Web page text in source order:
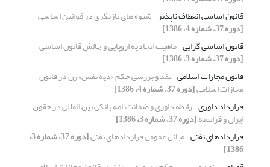
قانون اساسی انعطاف ناپذیر شیوه های بازنگری در قوانین اساسی
[دوره 37، شماره 4، 1386]
قانون اساسی گرایی ماهیت اتحادیه اروپایی و چالش قانون اساسی
[دوره 37، شماره 3، 1386]
قانون مجازات اسلامی نقد و بررسی حکم «دیه نفس» زن در قانون
مجازات اسلامی[دوره 37، شماره 4، 1386]
قرارداد داوری رابطه داوری و ضمانت‌نامه بانکی بین المللی در حقوق
ایران و فرانسه[دوره 37، شماره 3، 1386]
قراردادهای نفتی مبانی عمومی قراردادهای نفتی [دوره 37، شماره 3،
1386]